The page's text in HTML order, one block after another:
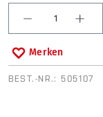
Produkt
Merken
BEST.-NR.: 505107